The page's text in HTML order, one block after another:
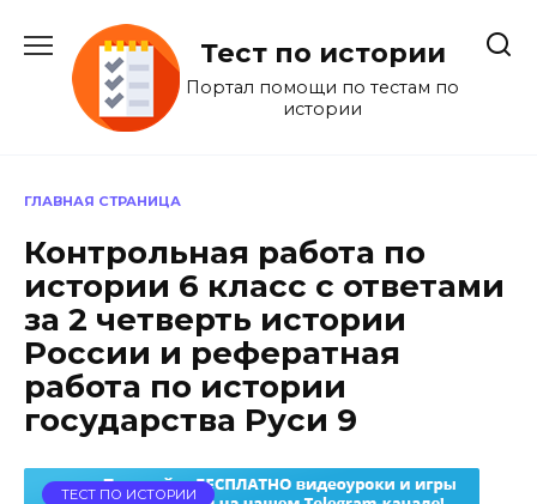
содержанию
Тест по истории
Портал помощи по тестам по
истории
ГЛАВНАЯ СТРАНИЦА
Контрольная работа по
истории 6 класс с ответами
за 2 четверть истории
России и рефератная
работа по истории
государства Руси 9
ТЕСТ ПО ИСТОРИИ